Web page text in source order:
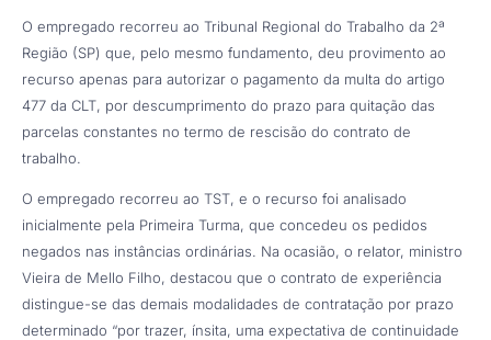
O empregado recorreu ao Tribunal Regional do Trabalho da 2ª
Região (SP) que, pelo mesmo fundamento, deu provimento ao
recurso apenas para autorizar o pagamento da multa do artigo
477 da CLT, por descumprimento do prazo para quitação das
parcelas constantes no termo de rescisão do contrato de
trabalho.
O empregado recorreu ao TST, e o recurso foi analisado
inicialmente pela Primeira Turma, que concedeu os pedidos
negados nas instâncias ordinárias. Na ocasião, o relator, ministro
Vieira de Mello Filho, destacou que o contrato de experiência
distingue-se das demais modalidades de contratação por prazo
determinado “por trazer, ínsita, uma expectativa de continuidade